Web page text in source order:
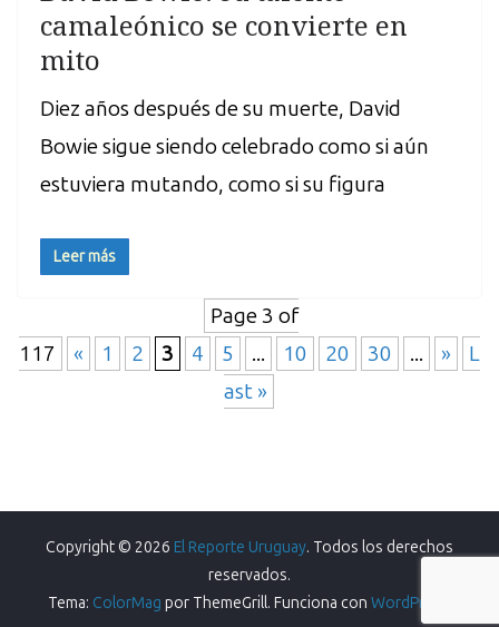
camaleónico se convierte en
mito
Diez años después de su muerte, David
Bowie sigue siendo celebrado como si aún
estuviera mutando, como si su figura
Leer más
Page 3 of
117
« 1 2 3 4 5 ... 10 20 30 ... »
L
ast »
Copyright © 2026 El Reporte Uruguay. Todos los derechos
reservados.
Tema: ColorMag por ThemeGrill. Funciona con WordPress